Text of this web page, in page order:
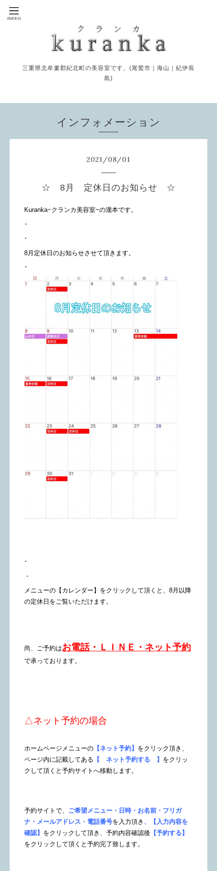
三重県北牟婁郡紀北町の美容室です。(尾鷲市｜海山｜紀伊長
島)
インフォメーション
2021/08/01
☆ 8月 定休日のお知らせ ☆
Kuranka~クランカ美容室~の瀧本です。
･
･
8月定休日のお知らせさせて頂きます。
･
･
・
メニューの【カレンダー】をクリックして頂くと、8月以降
の定休日をご覧いただけます。
尚、ご予約はお電話・ＬＩＮＥ・ネット予約
で承っております。
△ネット予約の場合
ホームページメニューの 【ネット予約】 をクリック頂き、
ページ内に記載してある 【 ネット予約する 】 をクリッ
クして頂くと予約サイトへ移動します。
予約サイトで、 ご希望メニュー・日時・お名前・フリガ
ナ・メールアドレス・電話番号を入力頂き 、【入力内容を
確認】 をクリックして頂き、予約内容確認後 【予約する】
をクリックして頂くと予約完了致します。